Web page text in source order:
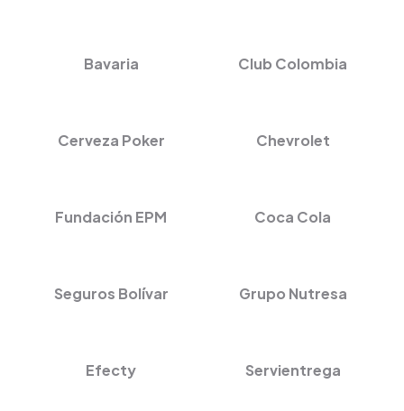
Bavaria Club Colombia
Cerveza Poker Chevrolet
Fundación EPM Coca Cola
Seguros Bolívar Grupo Nutresa
Efecty Servientrega